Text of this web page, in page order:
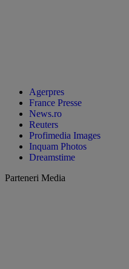
Agerpres
France Presse
News.ro
Reuters
Profimedia Images
Inquam Photos
Dreamstime
Parteneri Media